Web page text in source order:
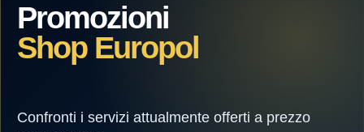
Promozioni
Shop Europol
Confronti i servizi attualmente offerti a prezzo